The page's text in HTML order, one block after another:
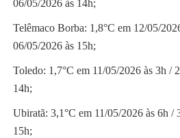
06/05/2026 às 14h;
Telêmaco Borba: 1,8°C em 12/05/
06/05/2026 às 15h;
Toledo: 1,7°C em 11/05/2026 às 3h /
14h;
Ubiratã: 3,1°C em 11/05/2026 às 6h /
15h;